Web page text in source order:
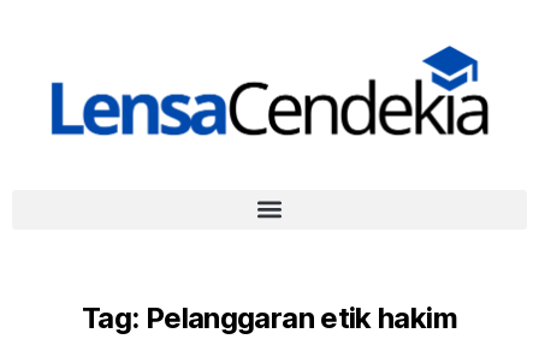
Tag: Pelanggaran etik hakim